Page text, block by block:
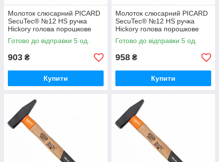
Молоток слюсарний PICARD
SecuTec® №12 HS ручка
Hickory голова порошкове
покриття 200 гр
Готово до відправки 5 од.
903 ₴
Купити
Молоток слюсарний PICARD
SecuTec® №12 HS ручка
Hickory голова порошкове
покриття 300 гр
Готово до відправки 5 од.
958 ₴
Купити